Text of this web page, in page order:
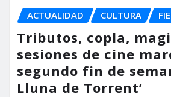
ACTUALIDAD CULTURA
Tributos, copla,
sesiones de cine
segundo fin de
Lluna de Torrent’